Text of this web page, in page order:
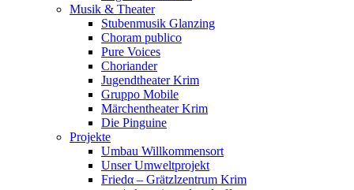
Musik & Theater
Stubenmusik Glanzing
Choram publico
Pure Voices
Choriander
Jugendtheater Krim
Gruppo Mobile
Märchentheater Krim
Die Pinguine
Projekte
Umbau Willkommensort
Unser Umweltprojekt
Friedα – Grätzlzentrum Krim